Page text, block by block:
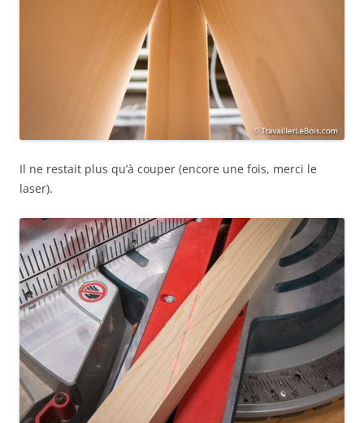
Il ne restait plus qu’à couper (encore une fois, merci le
laser).